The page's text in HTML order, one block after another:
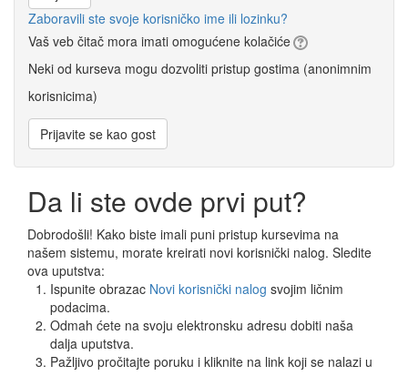
Zaboravili ste svoje korisničko ime ili lozinku?
Vaš veb čitač mora imati omogućene kolačiće
Neki od kurseva mogu dozvoliti pristup gostima (anonimnim
korisnicima)
Da li ste ovde prvi put?
Dobrodošli! Kako biste imali puni pristup kursevima na
našem sistemu, morate kreirati novi korisnički nalog. Sledite
ova uputstva:
Ispunite obrazac Novi korisnički nalog svojim ličnim
podacima.
Odmah ćete na svoju elektronsku adresu dobiti naša
dalja uputstva.
Pažljivo pročitajte poruku i kliknite na link koji se nalazi u